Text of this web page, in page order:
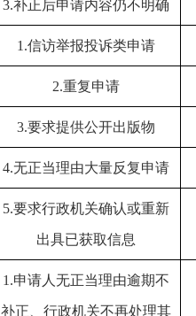
3.补正后申请内容仍不明确
1.信访举报投诉类申请
2.重复申请
3.要求提供公开出版物
4.无正当理由大量反复申请
5.要求行政机关确认或重新
出具已获取信息
1.申请人无正当理由逾期不
补正、行政机关不再处理其